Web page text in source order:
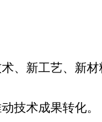
、新工艺、新材
技术成果转化。